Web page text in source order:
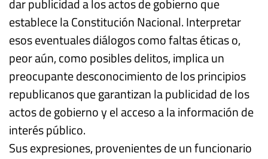
dar publicidad a los actos de gobierno que
establece la Constitución Nacional. Interpretar
esos eventuales diálogos como faltas éticas o,
peor aún, como posibles delitos, implica un
preocupante desconocimiento de los principios
republicanos que garantizan la publicidad de los
actos de gobierno y el acceso a la información de
interés público.
Sus expresiones, provenientes de un funcionario